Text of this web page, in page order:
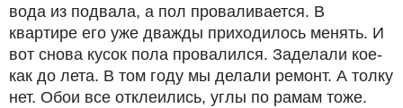
вода из подвала, а пол проваливается. В
квартире его уже дважды приходилось менять. И
вот снова кусок пола провалился. Заделали кое-
как до лета. В том году мы делали ремонт. А толку
нет. Обои все отклеились, углы по рамам тоже.